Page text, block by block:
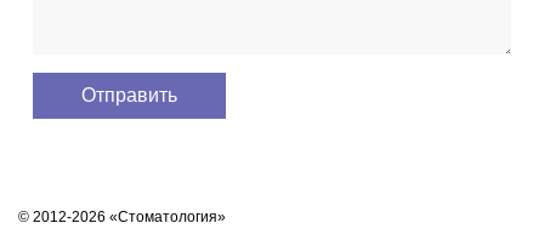
© 2012-2026 «Стоматология»